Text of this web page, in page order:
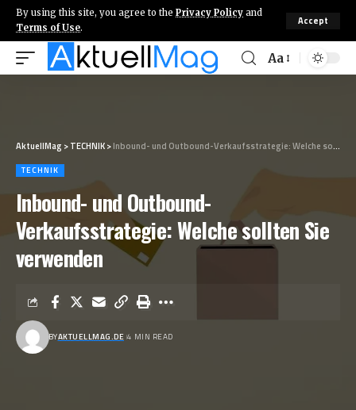
By using this site, you agree to the Privacy Policy and
Terms of Use.
Accept
Aa
AktuellMag >TECHNIK>Inbound- und Outbound-Verkaufsstrategie: Welche sollten Sie verwenden
TECHNIK
Inbound- und Outbound-
Verkaufsstrategie: Welche sollten Sie
verwenden
BYAKTUELLMAG.DE 4 MIN READ